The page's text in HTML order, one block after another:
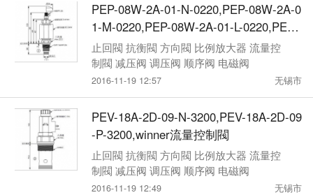
PEP-08W-2A-01-N-0220,PEP-08W-2A-0
1-M-0220,PEP-08W-2A-01-L-0220,PEP-
08W-2A-01-H-0220,winner流量控制閥
止回閥 抗衡閥 方向閥 比例放大器 流量控
制閥 减压阀 调压阀 顺序阀 电磁阀
2016-11-19 12:57 无锡市
PEV-18A-2D-09-N-3200,PEV-18A-2D-09
-P-3200,winner流量控制閥
止回閥 抗衡閥 方向閥 比例放大器 流量控
制閥 减压阀 调压阀 顺序阀 电磁阀
2016-11-19 12:49 无锡市